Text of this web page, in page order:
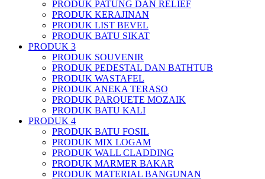
PRODUK PATUNG DAN RELIEF
PRODUK KERAJINAN
PRODUK LIST BEVEL
PRODUK BATU SIKAT
PRODUK 3
PRODUK SOUVENIR
PRODUK PEDESTAL DAN BATHTUB
PRODUK WASTAFEL
PRODUK ANEKA TERASO
PRODUK PARQUETE MOZAIK
PRODUK BATU KALI
PRODUK 4
PRODUK BATU FOSIL
PRODUK MIX LOGAM
PRODUK WALL CLADDING
PRODUK MARMER BAKAR
PRODUK MATERIAL BANGUNAN